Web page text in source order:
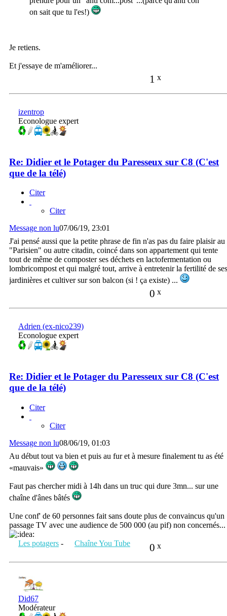
on sait que tu l'es!)
Je retiens.
Et j'essaye de m'améliorer...
1 x
izentrop
Econologue expert
Re: Didier et le Potager du Paresseux sur C8 (C'est
que de la télé)
Citer
Citer
Message non lu07/06/19, 23:01
J'ai pensé aussi que la petite phrase de fin n'as pas du faire plaisir au
"Parisien" ou autre citadin, coincé dans son appartement qui tente
tout de même de composter ses déchets en lactofermentation ou
lombricompost et qui malgré tout, arrive à entretenir la fertilité de ses
jardinières et cultiver sur son balcon (si ! ça existe) ...
0 x
Adrien (ex-nico239)
Econologue expert
Re: Didier et le Potager du Paresseux sur C8 (C'est
que de la télé)
Citer
Citer
Message non lu08/06/19, 01:03
Au début tout va bien et puis au fur et à mesure finalement tu as été
«mauvais»
Faut pas chercher midi à 14h dans un truc qui dure 3mn... sur une
chaîne d'ânes bâtés
Une conf' de 60 personnes fait sans doute plus de convaincus qu'un
passage TV avec une audience de 500 000 (au pif) non concernés...
0 x
Les potagers - Chaîne You Tube
Did67
Modérateur